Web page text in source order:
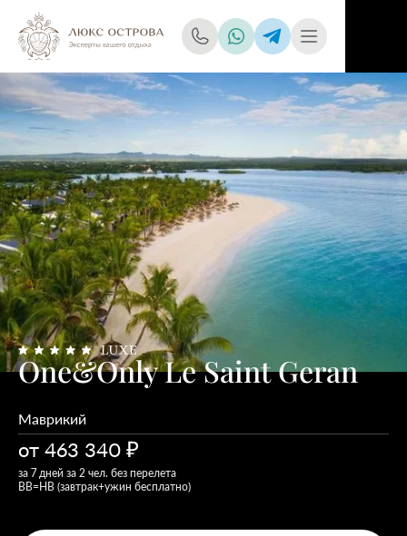
One&Only Le Saint Geran
Маврикий
от 463 340
за 7 дней за 2 чел. без перелета
ВB=НВ (завтрак+ужин бесплатно)